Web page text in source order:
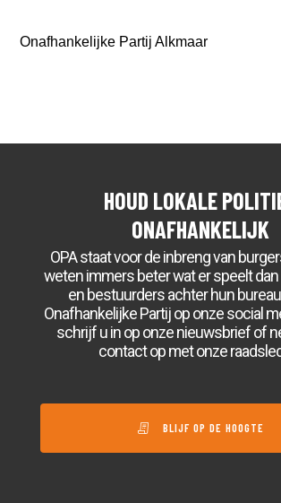
Onafhankelijke Partij Alkmaar
HOUD LOKALE
ONAFHANKELIJK
OPA staat voor de inbreng van
weten immers beter wat er speelt
en bestuurders achter hun
Onafhankelijke Partij op onze social
schrijf u in op onze nieuwsbrief of
contact op met onze
BLIJF OP DE HOOGTE